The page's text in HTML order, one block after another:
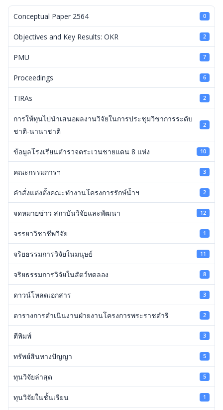
Conceptual Paper 2564 0
Objectives and Key Results: OKR 2
PMU 7
Proceedings 6
TIRAs 2
การให้ทุนไปนำเสนอผลงานวิจัยในการประชุมวิชาการระดับ
ชาติ-นานาชาติ
2
ข้อมูลโรงเรียนตำรวจตระเวนชายแดน 8 แห่ง 10
คณะกรรมการฯ 3
คำสั่งแต่งตั้งคณะทำงานโครงการรักษ์น้ำฯ 2
จดหมายข่าว สถาบันวิจัยและพัฒนา 12
จรรยาวิชาชีพวิจัย 1
จริยธรรมการวิจัยในมนุษย์ 11
จริยธรรมการวิจัยในสัตว์ทดลอง 8
ดาวน์โหลดเอกสาร 3
ตารางการดำเนินงานฝ่ายงานโครงการพระราชดำริ 2
ตีพิมพ์ 3
ทรัพย์สินทางปัญญา 5
ทุนวิจัยล่าสุด 5
ทุนวิจัยในชั้นเรียน 1